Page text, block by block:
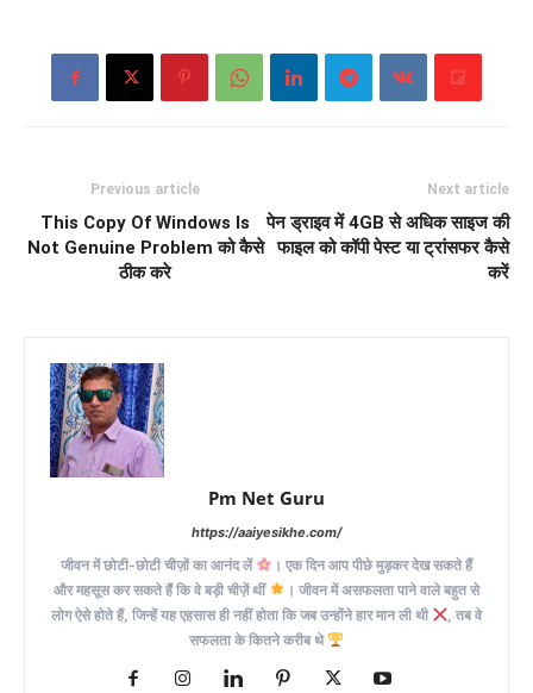
Previous article
This Copy Of Windows Is
Not Genuine Problem को कैसे
ठीक करे
Next article
पेन ड्राइव में 4GB से अधिक साइज की
फाइल को कॉपी पेस्ट या ट्रांसफर कैसे
करें
Pm Net Guru
https://aaiyesikhe.com/
जीवन में छोटी-छोटी चीज़ों का आनंद लें
। एक दिन आप पीछे मुड़कर देख सकते हैं
और महसूस कर सकते हैं कि वे बड़ी चीज़ें थीं
। जीवन में असफलता पाने वाले बहुत से
लोग ऐसे होते हैं, जिन्हें यह एहसास ही नहीं होता कि जब उन्होंने हार मान ली थी
, तब वे
सफलता के कितने करीब थे